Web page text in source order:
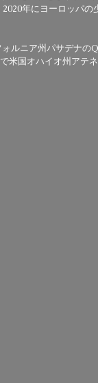
年にヨーロッパ
ルニア州パサデナ
米国オハイオ州アテ